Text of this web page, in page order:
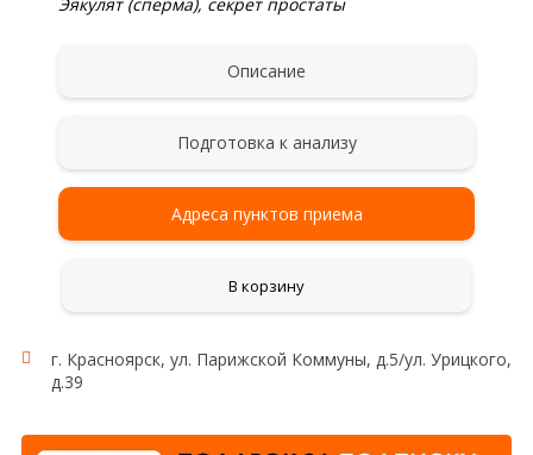
Описание
Подготовка к анализу
Адреса пунктов приема
В корзину
г. Красноярск, ул. Парижской Коммуны, д.5/ул. Урицкого,
д.39